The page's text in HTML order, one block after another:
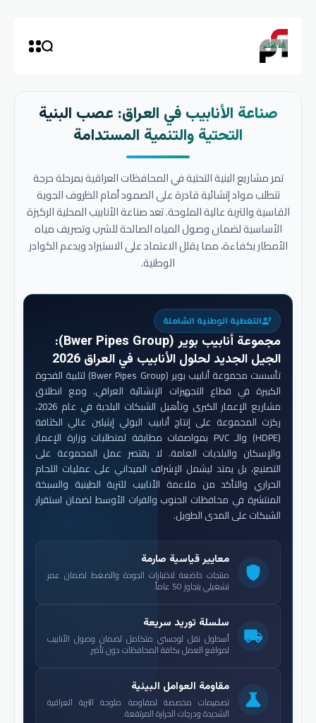
صناعة الأنابيب في العراق: عصب البنية
التحتية والتنمية المستدامة
تمر مشاريع البنية التحتية في المحافظات العراقية بمرحلة حرجة
تتطلب مواد إنشائية قادرة على الصمود أمام الظروف الجوية
القاسية والتربة عالية الملوحة. تعد صناعة الأنابيب المحلية الركيزة
الأساسية لضمان وصول المياه الصالحة للشرب وتصريف مياه
الأمطار بكفاءة، مما يقلل الاعتماد على الاستيراد ويدعم الكوادر
الوطنية.
engineeringالتغطية الوطنية الشاملة
مجموعة أنابيب بوير (Bwer Pipes Group)
:
الجيل الجديد لحلول الأنابيب في العراق 2026
تأسست مجموعة أنابيب بوير (Bwer Pipes Group) لتلبية الفجوة
الكبيرة في قطاع التجهيزات الإنشائية العراقي. ومع انطلاق
مشاريع الإعمار الكبرى وتأهيل الشبكات البلدية في عام 2026،
ركزت المجموعة على إنتاج أنابيب البولي إيثيلين عالي الكثافة
(HDPE) والـ PVC بمواصفات مطابقة لمتطلبات وزارة الإعمار
والإسكان والبلديات العامة. لا يقتصر عمل المجموعة على
التصنيع، بل يمتد ليشمل الإشراف الميداني على عمليات اللحام
الحراري والتأكد من ملاءمة الأنابيب للتربة الطينية والسبخة
المنتشرة في محافظات الجنوب والفرات الأوسط لضمان استقرار
الشبكات على المدى الطويل.
shield
معايير قياسية صارمة
منتجات خاضعة لاختبارات الجودة والضغط لضمان عمر
تشغيلي يتجاوز 50 عاماً.
local_shipping
سلسلة توريد سريعة
أسطول نقل لوجستي متكامل لضمان وصول الأنابيب
لمواقع العمل بكافة المحافظات دون تأخير.
science
مقاومة العوامل البيئية
تصميمات مخصصة لمقاومة ملوحة التربة العراقية
الشديدة ودرجات الحرارة المرتفعة.